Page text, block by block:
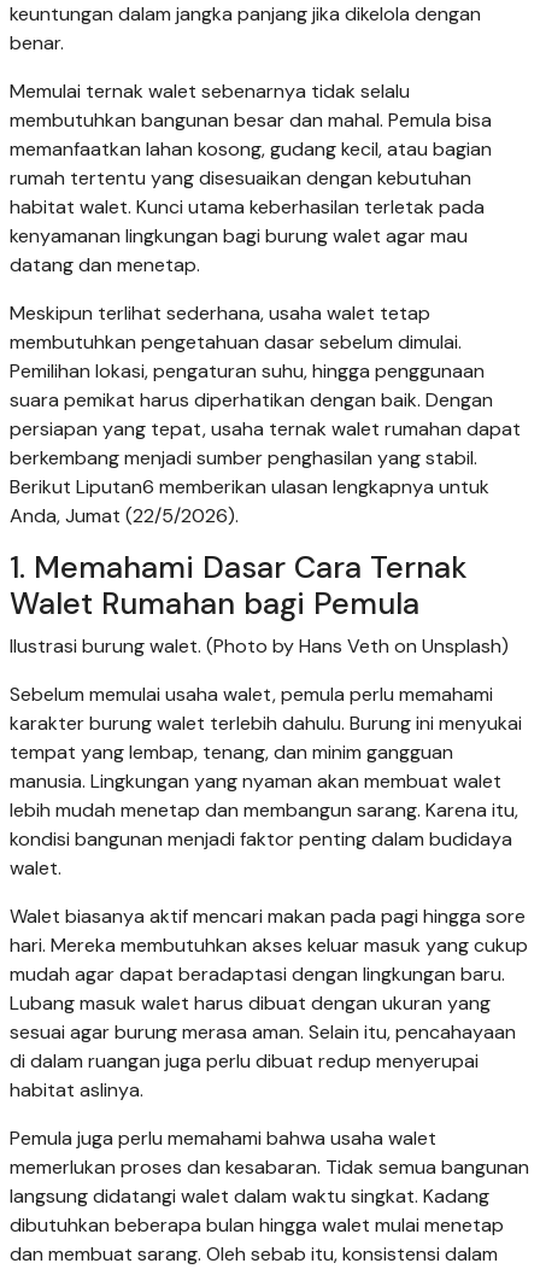
keuntungan dalam jangka panjang jika dikelola dengan
benar.
Memulai ternak walet sebenarnya tidak selalu
membutuhkan bangunan besar dan mahal. Pemula bisa
memanfaatkan lahan kosong, gudang kecil, atau bagian
rumah tertentu yang disesuaikan dengan kebutuhan
habitat walet. Kunci utama keberhasilan terletak pada
kenyamanan lingkungan bagi burung walet agar mau
datang dan menetap.
Meskipun terlihat sederhana, usaha walet tetap
membutuhkan pengetahuan dasar sebelum dimulai.
Pemilihan lokasi, pengaturan suhu, hingga penggunaan
suara pemikat harus diperhatikan dengan baik. Dengan
persiapan yang tepat, usaha ternak walet rumahan dapat
berkembang menjadi sumber penghasilan yang stabil.
Berikut Liputan6 memberikan ulasan lengkapnya untuk
Anda, Jumat (22/5/2026).
1. Memahami Dasar Cara Ternak
Walet Rumahan bagi Pemula
Ilustrasi burung walet. (Photo by Hans Veth on Unsplash)
Sebelum memulai usaha walet, pemula perlu memahami
karakter burung walet terlebih dahulu. Burung ini menyukai
tempat yang lembap, tenang, dan minim gangguan
manusia. Lingkungan yang nyaman akan membuat walet
lebih mudah menetap dan membangun sarang. Karena itu,
kondisi bangunan menjadi faktor penting dalam budidaya
walet.
Walet biasanya aktif mencari makan pada pagi hingga sore
hari. Mereka membutuhkan akses keluar masuk yang cukup
mudah agar dapat beradaptasi dengan lingkungan baru.
Lubang masuk walet harus dibuat dengan ukuran yang
sesuai agar burung merasa aman. Selain itu, pencahayaan
di dalam ruangan juga perlu dibuat redup menyerupai
habitat aslinya.
Pemula juga perlu memahami bahwa usaha walet
memerlukan proses dan kesabaran. Tidak semua bangunan
langsung didatangi walet dalam waktu singkat. Kadang
dibutuhkan beberapa bulan hingga walet mulai menetap
dan membuat sarang. Oleh sebab itu, konsistensi dalam